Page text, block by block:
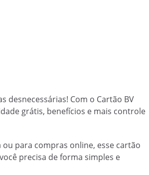
desnecessárias! Com o Cartão BV
grátis, benefícios e mais controle
ou para compras online, esse cartão
precisa de forma simples e